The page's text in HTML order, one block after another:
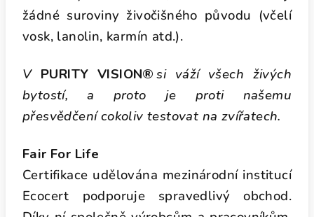
žádné suroviny živočišného původu (včelí
vosk, lanolin, karmín atd.).
V PURITY VISION® si váží všech živých
bytostí, a proto je proti našemu
přesvědčení cokoliv testovat na zvířatech.
Fair For Life
Certifikace udělována mezinárodní institucí
Ecocert podporuje spravedlivý obchod.